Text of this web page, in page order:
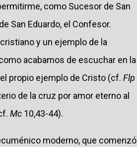
como Sucesor de San
San Eduardo, el Confesor.
y un ejemplo de la
acabamos de escuchar en la
propio ejemplo de Cristo (cf. Flp
de la cruz por amor eterno al
Mc 10,43-44).
moderno, que comenzó